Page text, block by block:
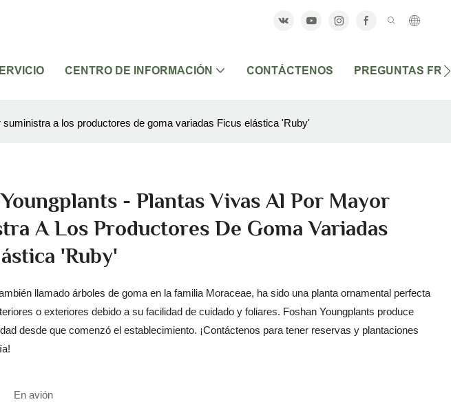
CENTRO DE INFORMACIÓN CONTÁCTENOS PREGUNTAS
a los productores de goma variadas Ficus elástica 'Ruby'
- Plantas Vivas Al Por Mayor
A Los Productores De Goma Variadas
'Ruby'
llamado árboles de goma en la familia Moraceae, ha sido una planta ornamental perfecta
o exteriores debido a su facilidad de cuidado y foliares. Foshan Youngplants produce
desde que comenzó el establecimiento. ¡Contáctenos para tener reservas y plantaciones
En avión